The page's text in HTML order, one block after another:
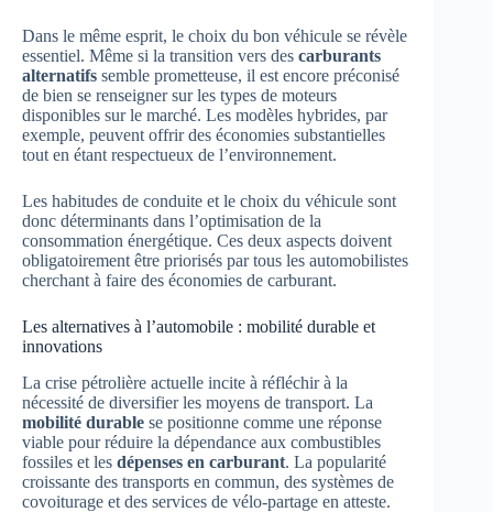
Dans le même esprit, le choix du bon véhicule se révèle
essentiel. Même si la transition vers des carburants
alternatifs semble prometteuse, il est encore préconisé
de bien se renseigner sur les types de moteurs
disponibles sur le marché. Les modèles hybrides, par
exemple, peuvent offrir des économies substantielles
tout en étant respectueux de l’environnement.
Les habitudes de conduite et le choix du véhicule sont
donc déterminants dans l’optimisation de la
consommation énergétique. Ces deux aspects doivent
obligatoirement être priorisés par tous les automobilistes
cherchant à faire des économies de carburant.
Les alternatives à l’automobile : mobilité durable et
innovations
La crise pétrolière actuelle incite à réfléchir à la
nécessité de diversifier les moyens de transport. La
mobilité durable se positionne comme une réponse
viable pour réduire la dépendance aux combustibles
fossiles et les dépenses en carburant. La popularité
croissante des transports en commun, des systèmes de
covoiturage et des services de vélo-partage en atteste.